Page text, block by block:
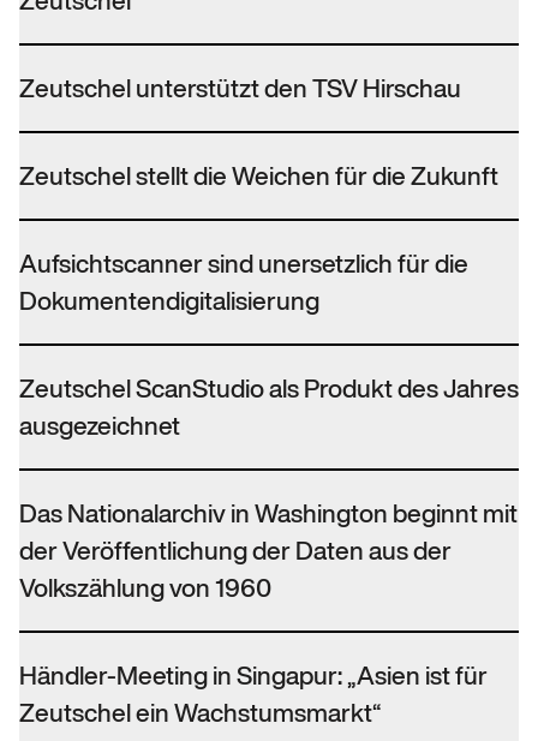
Zeutschel unterstützt den TSV Hirschau
Zeutschel stellt die Weichen für die Zukunft
Aufsichtscanner sind unersetzlich für die
Dokumentendigitalisierung
Zeutschel ScanStudio als Produkt des Jahres
ausgezeichnet
Das Nationalarchiv in Washington beginnt mit
der Veröffentlichung der Daten aus der
Volkszählung von 1960
Händler-Meeting in Singapur: „Asien ist für
Zeutschel ein Wachstumsmarkt“